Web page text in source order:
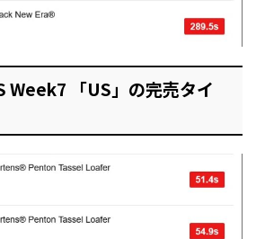
Week7 「US」の完売タイ